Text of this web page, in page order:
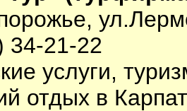
34-21-22
услуги,
отдых в